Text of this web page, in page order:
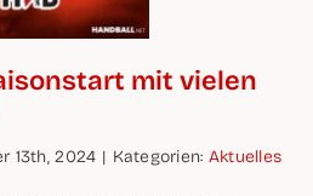
mit vie­len
13th, 2024 | Kate­go­rien: Aktu­el­les